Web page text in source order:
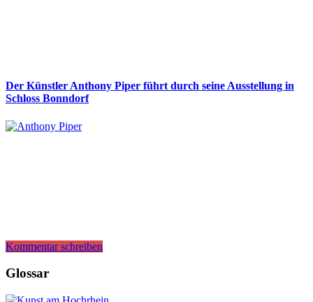
Der Künstler Anthony Piper führt durch seine Ausstellung in
Schloss Bonndorf
Kommentar schreiben
Glossar